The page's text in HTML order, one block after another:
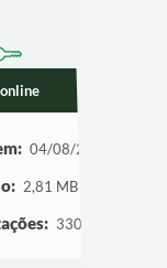
04/08/2025 às 08h00
2,81 MB | 6 páginas
330